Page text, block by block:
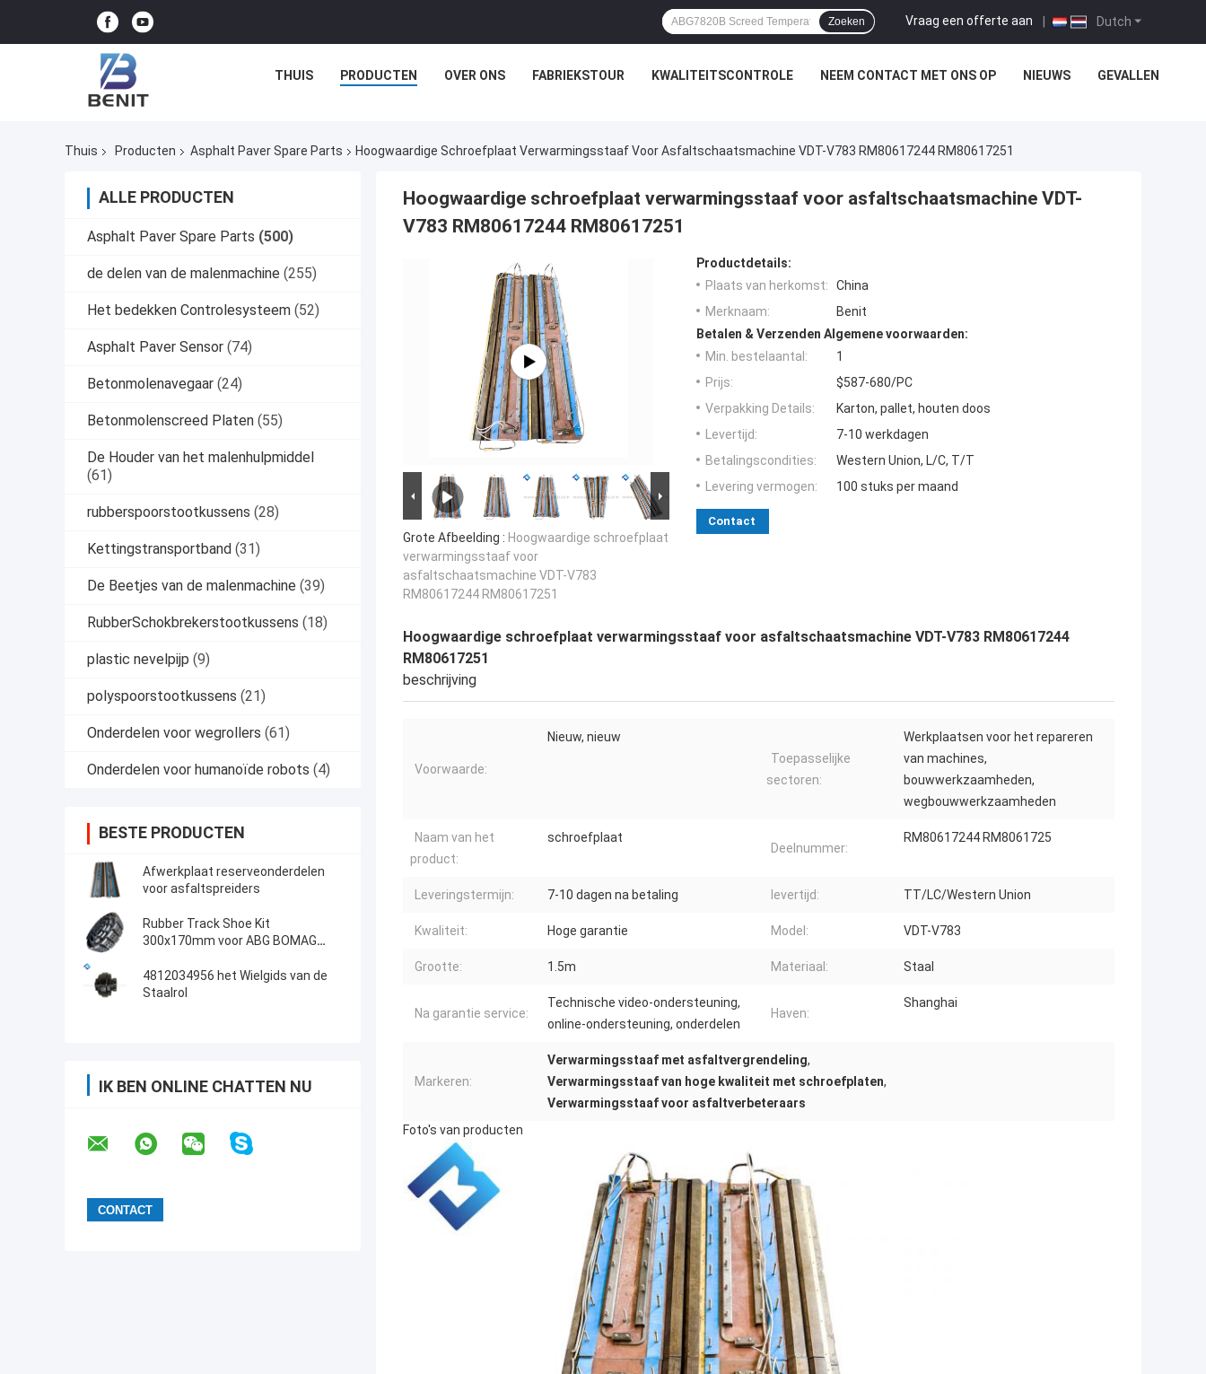
Dutch
Vraag een offerte aan |
Zoeken
THUIS PRODUCTEN OVER ONS FABRIEKSTOUR KWALITEITSCONTROLE NEEM CONTACT MET ONS OP NIEUWS GEVALLEN
Thuis Producten Asphalt Paver Spare Parts Hoogwaardige Schroefplaat Verwarmingsstaaf Voor Asfaltschaatsmachine VDT-V783 RM80617244 RM80617251
ALLE PRODUCTEN
Asphalt Paver Spare Parts (500)
de delen van de malenmachine (255)
Het bedekken Controlesysteem (52)
Asphalt Paver Sensor (74)
Betonmolenavegaar (24)
Betonmolenscreed Platen (55)
De Houder van het malenhulpmiddel
(61)
rubberspoorstootkussens (28)
Kettingstransportband (31)
De Beetjes van de malenmachine (39)
RubberSchokbrekerstootkussens (18)
plastic nevelpijp (9)
polyspoorstootkussens (21)
Onderdelen voor wegrollers (61)
Onderdelen voor humanoïde robots (4)
BESTE PRODUCTEN
Afwerkplaat reserveonderdelen
voor asfaltspreiders
Rubber Track Shoe Kit
300x170mm voor ABG BOMAG
4812034956 het Wielgids van de
Staalrol
IK BEN ONLINE CHATTEN NU
Hoogwaardige schroefplaat verwarmingsstaaf voor asfaltschaatsmachine VDT-
V783 RM80617244 RM80617251
Grote Afbeelding : Hoogwaardige schroefplaat
verwarmingsstaaf voor
asfaltschaatsmachine VDT-V783
RM80617244 RM80617251
Productdetails:
Plaats van herkomst:
China
Merknaam:
Benit
Betalen & Verzenden Algemene voorwaarden:
Min. bestelaantal:
1
Prijs:
$587-680/PC
Verpakking Details:
Karton, pallet, houten doos
Levertijd:
7-10 werkdagen
Betalingscondities:
Western Union, L/C, T/T
Levering vermogen:
100 stuks per maand
Contact
Hoogwaardige schroefplaat verwarmingsstaaf voor asfaltschaatsmachine VDT-V783 RM80617244
RM80617251
beschrijving
Voorwaarde:
Nieuw, nieuw
Toepasselijke
sectoren:
Werkplaatsen voor het repareren
van machines,
bouwwerkzaamheden,
wegbouwwerkzaamheden
Naam van het
product:
schroefplaat
Deelnummer:
RM80617244 RM8061725
Leveringstermijn: 7-10 dagen na betaling levertijd: TT/LC/Western Union
Kwaliteit: Hoge garantie Model: VDT-V783
Grootte: 1.5m Materiaal: Staal
Na garantie service:
Technische video-ondersteuning,
online-ondersteuning, onderdelen
Haven:
Shanghai
Markeren:
Verwarmingsstaaf met asfaltvergrendeling,
Verwarmingsstaaf van hoge kwaliteit met schroefplaten,
Verwarmingsstaaf voor asfaltverbeteraars
Foto's van producten